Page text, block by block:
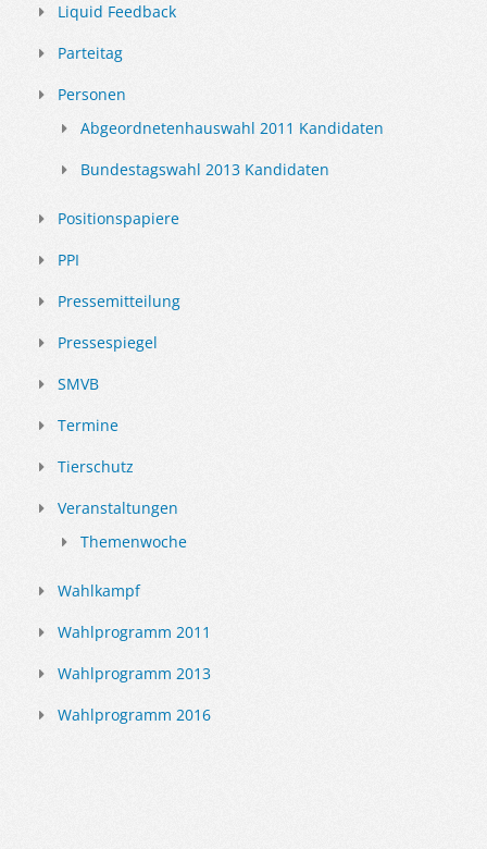
Liquid Feedback
Parteitag
Personen
Abgeordnetenhauswahl 2011 Kandidaten
Bundestagswahl 2013 Kandidaten
Positionspapiere
PPI
Pressemitteilung
Pressespiegel
SMVB
Termine
Tierschutz
Veranstaltungen
Themenwoche
Wahlkampf
Wahlprogramm 2011
Wahlprogramm 2013
Wahlprogramm 2016